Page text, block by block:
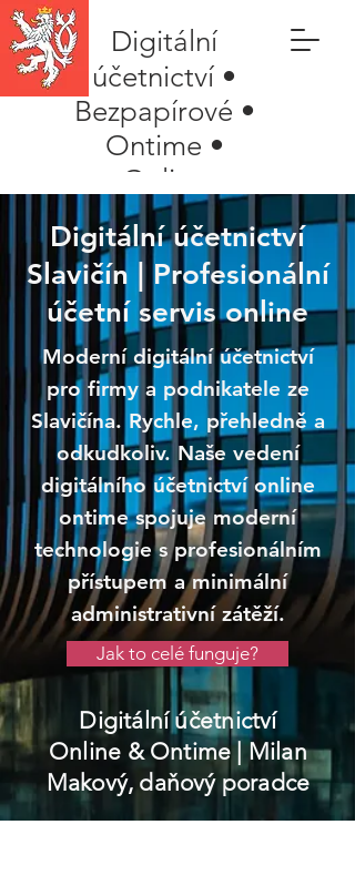
Digitální
účetnictví •
Bezpapírové •
Ontime •
Online
Digitální účetnictví
Slavičín | Profesionální
účetní servis online
Moderní digitální účetnictví
pro firmy a podnikatele ze
Slavičína. Rychle, přehledně a
odkudkoliv. Naše vedení
digitálního účetnictví online
ontime spojuje moderní
technologie s profesionálním
přístupem a minimální
administrativní zátěží.
Jak to celé funguje?
Digitální účetnictví
Online & Ontime| Milan
Makový, daňový poradce